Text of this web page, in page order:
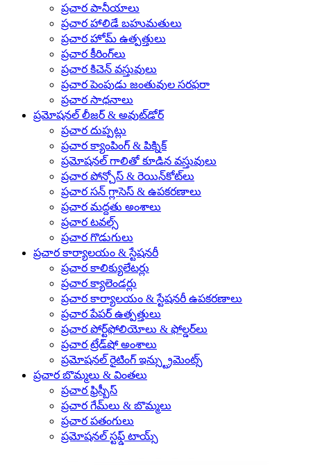
ప్రచార పానీయాలు
ప్రచార హాలిడే బహుమతులు
ప్రచార హోమ్ ఉత్పత్తులు
ప్రచార కీరింగ్‌లు
ప్రచార కిచెన్ వస్తువులు
ప్రచార పెంపుడు జంతువుల సరఫరా
ప్రచార సాధనాలు
ప్రమోషనల్ లీజర్ & అవుట్‌డోర్
ప్రచార దుప్పట్లు
ప్రచార క్యాంపింగ్ & పిక్నిక్
ప్రమోషనల్ గాలితో కూడిన వస్తువులు
ప్రచార పోన్చోస్ & రెయిన్‌కోట్‌లు
ప్రచార సన్ గ్లాసెస్ & ఉపకరణాలు
ప్రచార మద్దతు అంశాలు
ప్రచార టవల్స్
ప్రచార గొడుగులు
ప్రచార కార్యాలయం & స్టేషనరీ
ప్రచార కాలిక్యులేటర్లు
ప్రచార క్యాలెండర్లు
ప్రచార కార్యాలయం & స్టేషనరీ ఉపకరణాలు
ప్రచార పేపర్ ఉత్పత్తులు
ప్రచార పోర్ట్‌ఫోలియోలు & ఫోల్డర్‌లు
ప్రచార ట్రేడ్‌షో అంశాలు
ప్రమోషనల్ రైటింగ్ ఇన్స్ట్రుమెంట్స్
ప్రచార బొమ్మలు & వింతలు
ప్రచార ఫ్రిస్బీస్
ప్రచార గేమ్‌లు & బొమ్మలు
ప్రచార పతంగులు
ప్రమోషనల్ స్టఫ్డ్ టాయ్స్